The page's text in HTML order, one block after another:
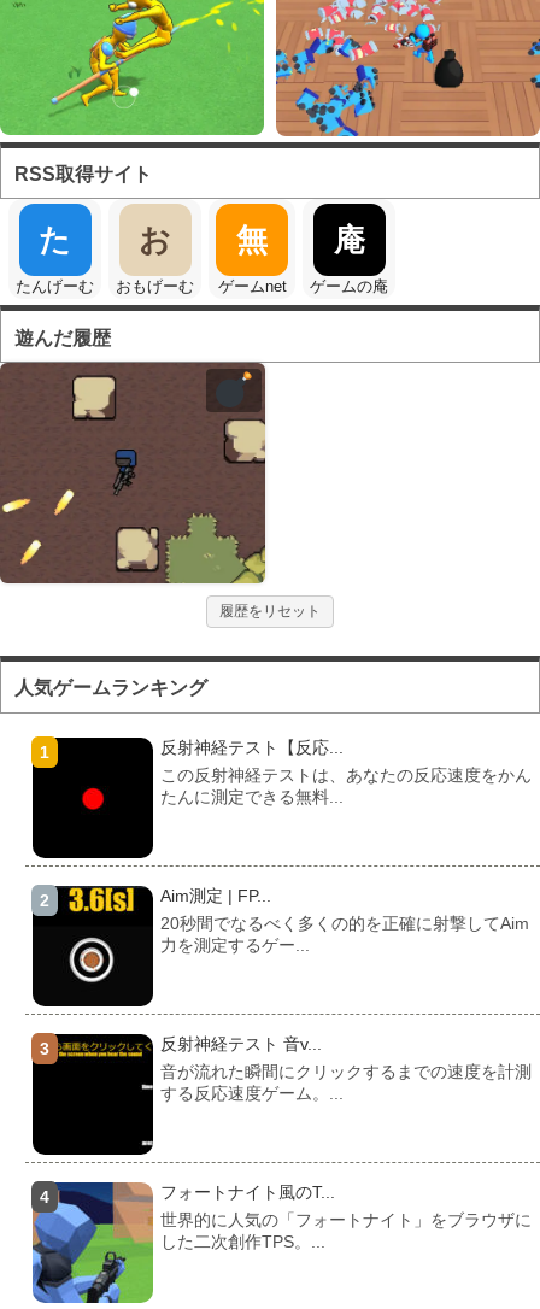
RSS取得サイト
た
たんげーむ
お
おもげーむ
無
ゲームnet
庵
ゲームの庵
遊んだ履歴
履歴をリセット
人気ゲームランキング
反射神経テスト【反応...
この反射神経テストは、あなたの反応速度をかん
たんに測定できる無料...
Aim測定 | FP...
20秒間でなるべく多くの的を正確に射撃してAim
力を測定するゲー...
反射神経テスト 音v...
音が流れた瞬間にクリックするまでの速度を計測
する反応速度ゲーム。...
フォートナイト風のT...
世界的に人気の「フォートナイト」をブラウザに
した二次創作TPS。...